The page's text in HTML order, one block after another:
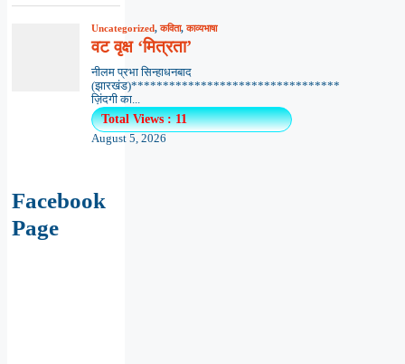
Uncategorized,कविता,काव्यभाषा
वट वृक्ष ‘मित्रता’
नीलम प्रभा सिन्हाधनबाद
(झारखंड)*********************************
ज़िंदगी का...
Total Views : 11
August 5, 2026
Facebook
Page